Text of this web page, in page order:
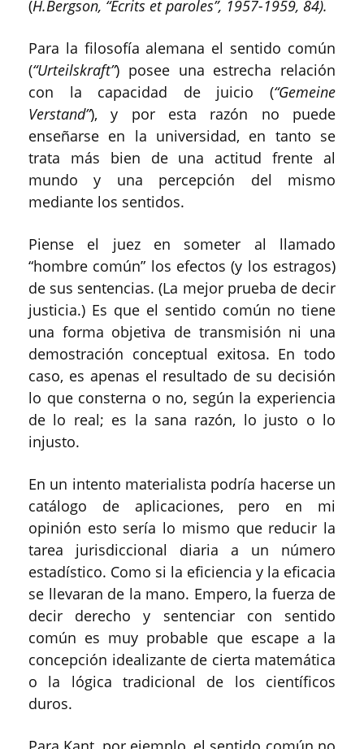
(H.Bergson, “Écrits et paroles”, 1957-1959, 84).
Para la filosofía alemana el sentido común
(“Urteilskraft”) posee una estrecha relación
con la capacidad de juicio (“Gemeine
Verstand”), y por esta razón no puede
enseñarse en la universidad, en tanto se
trata más bien de una actitud frente al
mundo y una percepción del mismo
mediante los sentidos.
Piense el juez en someter al llamado
“hombre común” los efectos (y los estragos)
de sus sentencias. (La mejor prueba de decir
justicia.) Es que el sentido común no tiene
una forma objetiva de transmisión ni una
demostración conceptual exitosa. En todo
caso, es apenas el resultado de su decisión
lo que consterna o no, según la experiencia
de lo real; es la sana razón, lo justo o lo
injusto.
En un intento materialista podría hacerse un
catálogo de aplicaciones, pero en mi
opinión esto sería lo mismo que reducir la
tarea jurisdiccional diaria a un número
estadístico. Como si la eficiencia y la eficacia
se llevaran de la mano. Empero, la fuerza de
decir derecho y sentenciar con sentido
común es muy probable que escape a la
concepción idealizante de cierta matemática
o la lógica tradicional de los científicos
duros.